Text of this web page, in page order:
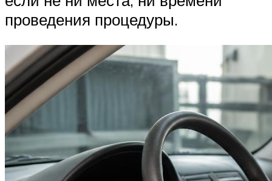
проведения процедуры.